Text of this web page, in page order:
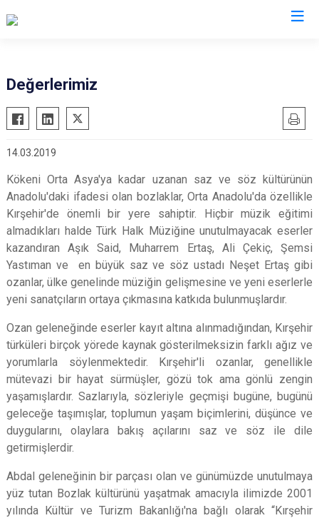
Değerlerimiz
14.03.2019
Kökeni Orta Asya'ya kadar uzanan saz ve söz kültürünün
Anadolu'daki ifadesi olan bozlaklar, Orta Anadolu'da özellikle
Kırşehir'de önemli bir yere sahiptir. Hiçbir müzik eğitimi
almadıkları halde Türk Halk Müziğine unutulmayacak eserler
kazandıran Aşık Said, Muharrem Ertaş, Ali Çekiç, Şemsi
Yastıman ve en büyük saz ve söz ustadı Neşet Ertaş gibi
ozanlar, ülke genelinde müziğin gelişmesine ve yeni eserlerle
yeni sanatçıların ortaya çıkmasına katkıda bulunmuşlardır.
Ozan geleneğinde eserler kayıt altına alınmadığından, Kırşehir
türküleri birçok yörede kaynak gösterilmeksizin farklı ağız ve
yorumlarla söylenmektedir. Kırşehir'li ozanlar, genellikle
mütevazi bir hayat sürmüşler, gözü tok ama gönlü zengin
yaşamışlardır. Sazlarıyla, sözleriyle geçmişi bugüne, bugünü
geleceğe taşımışlar, toplumun yaşam biçimlerini, düşünce ve
duygularını, olaylara bakış açılarını saz ve söz ile dile
getirmişlerdir.
Abdal geleneğinin bir parçası olan ve günümüzde unutulmaya
yüz tutan Bozlak kültürünü yaşatmak amacıyla ilimizde 2001
yılında Kültür ve Turizm Bakanlığı'na bağlı olarak “Kırşehir